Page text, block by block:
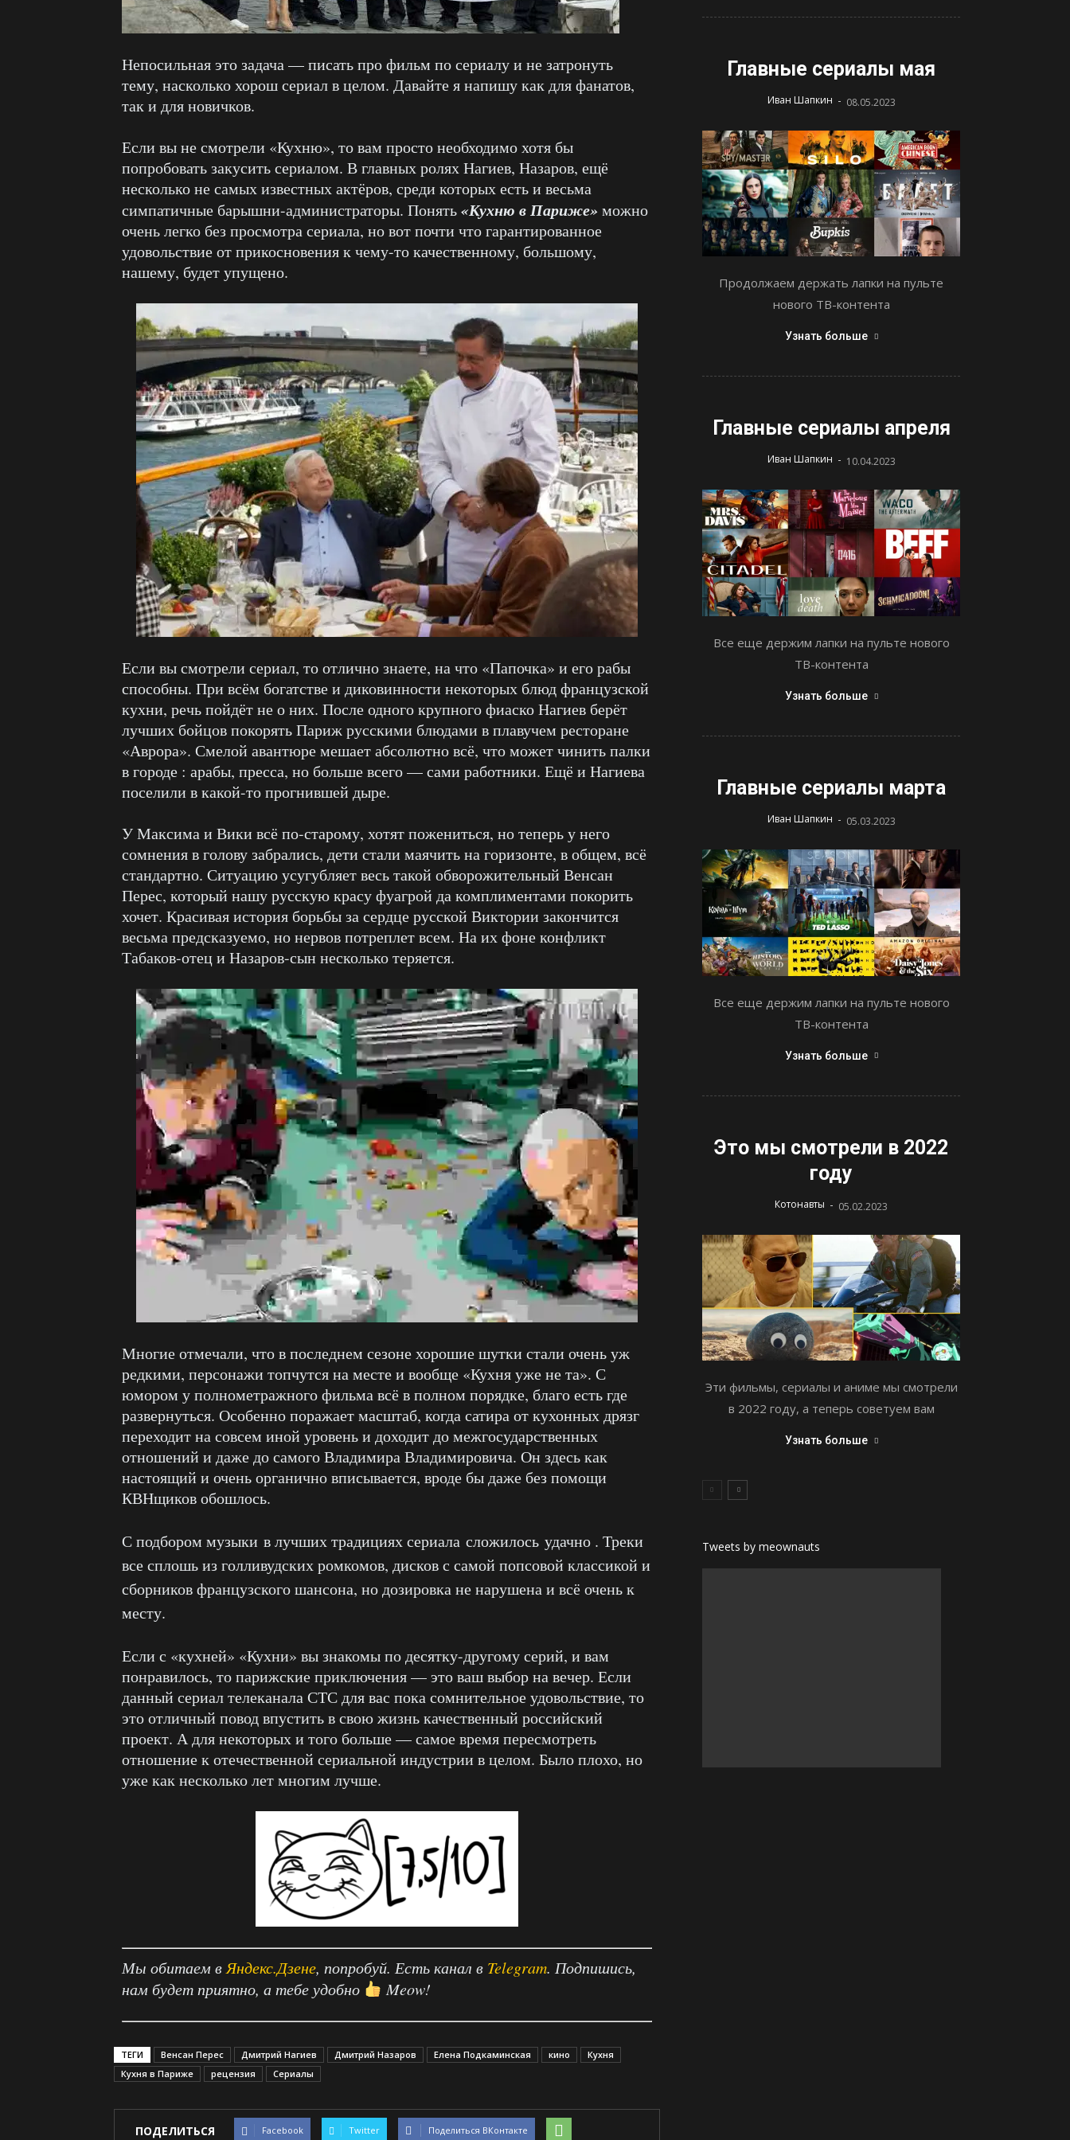
Непосильная это задача — писать про фильм по сериалу и не затронуть
тему, насколько хорош сериал в целом. Давайте я напишу как для фанатов,
так и для новичков.
Если вы не смотрели «Кухню», то вам просто необходимо хотя бы
попробовать закусить сериалом. В главных ролях Нагиев, Назаров, ещё
несколько не самых известных актёров, среди которых есть и весьма
симпатичные барышни-администраторы. Понять«Кухню в Париже»можно
очень легко без просмотра сериала, но вот почти что гарантированное
удовольствие от прикосновения к чему-то качественному, большому,
нашему, будет упущено.
Если вы смотрели сериал, то отлично знаете, на что «Папочка» и его рабы
способны. При всём богатстве и диковинности некоторых блюд французской
кухни, речь пойдёт не о них. После одного крупного фиаско Нагиев берёт
лучших бойцов покорять Париж русскими блюдами в плавучем ресторане
«Аврора». Смелой авантюре мешает абсолютно всё, что может чинить палки
в городе : арабы, пресса, но больше всего — сами работники. Ещё и Нагиева
поселили в какой-то прогнившей дыре.
У Максима и Вики всё по-старому, хотят пожениться, но теперь у него
сомнения в голову забрались, дети стали маячить на горизонте, в общем, всё
стандартно. Ситуацию усугубляет весь такой обворожительный Венсан
Перес, который нашу русскую красу фуагрой да комплиментами покорить
хочет. Красивая история борьбы за сердце русской Виктории закончится
весьма предсказуемо, но нервов потреплет всем. На их фоне конфликт
Табаков-отец и Назаров-сын несколько теряется.
Многие отмечали, что в последнем сезоне хорошие шутки стали очень уж
редкими, персонажи топчутся на месте и вообще «Кухня уже не та». С
юмором у полнометражного фильма всё в полном порядке, благо есть где
развернуться. Особенно поражает масштаб, когда сатира от кухонных дрязг
переходит на совсем иной уровень и доходит до межгосударственных
отношений и даже до самого Владимира Владимировича. Он здесь как
настоящий и очень органично вписывается, вроде бы даже без помощи
КВНщиков обошлось.
С подбором музыки в лучших традициях сериала сложилось удачно . Треки
все сплошь из голливудских ромкомов, дисков с самой попсовой классикой и
сборников французского шансона, но дозировка не нарушена и всё очень к
месту.
Если с «кухней» «Кухни» вы знакомы по десятку-другому серий, и вам
понравилось, то парижские приключения — это ваш выбор на вечер. Если
данный сериал телеканала СТС для вас пока сомнительное удовольствие, то
это отличный повод впустить в свою жизнь качественный российский
проект. А для некоторых и того больше — самое время пересмотреть
отношение к отечественной сериальной индустрии в целом. Было плохо, но
уже как несколько лет многим лучше.
Мы обитаем в Яндекс.Дзене, попробуй. Есть канал в Telegram. Подпишись,
нам будет приятно, а тебе удобно
Meow!
ТЕГИ Венсан Перес Дмитрий Нагиев Дмитрий Назаров Елена Подкаминская кино
Кухня
Кухня в Париже
рецензия Сериалы
ПОДЕЛИТЬСЯ Facebook Twitter Поделиться ВКонтакте
Главные сериалы мая
Иван Шапкин - 08.05.2023
Продолжаем держать лапки на пульте
нового ТВ-контента
Узнать больше
Главные сериалы апреля
Иван Шапкин - 10.04.2023
Все еще держим лапки на пульте нового
ТВ-контента
Узнать больше
Главные сериалы марта
Иван Шапкин - 05.03.2023
Все еще держим лапки на пульте нового
ТВ-контента
Узнать больше
Это мы смотрели в 2022
году
Котонавты - 05.02.2023
Эти фильмы, сериалы и аниме мы смотрели
в 2022 году, а теперь советуем вам
Узнать больше
Tweets by meownauts